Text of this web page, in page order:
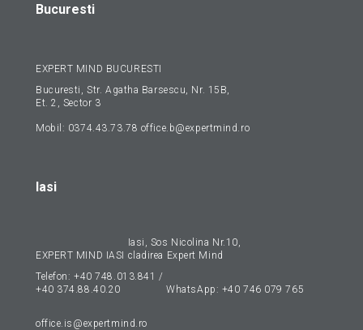
Bucuresti
EXPERT MIND BUCURESTI
Bucuresti, Str. Agatha Barsescu, Nr. 15B,
Et. 2, Sector 3
Mobil: 0374.43.73.78 office.b@expertmind.ro
Iasi
EXPERT MIND IASI
Iasi, Sos Nicolina Nr.10,
cladirea Expert Mind
Telefon:+40 748.013.841 /
+40 374.88.40.20
WhatsApp: +40 746 079 765
office.is@expertmind.ro